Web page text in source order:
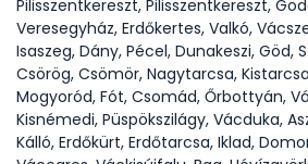
Pilisszentkereszt, Pilisszentkereszt,
Veresegyház, Erdőkertes, Valkó,
Isaszeg, Dány, Pécel, Dunakeszi, Göd,
Csörög, Csömör, Nagytarcsa,
Mogyoród, Fót, Csomád, Őrbottyán,
Kisnémedi, Püspökszilágy, Vácduka,
Kálló, Erdőkürt, Erdőtarcsa, Iklad,